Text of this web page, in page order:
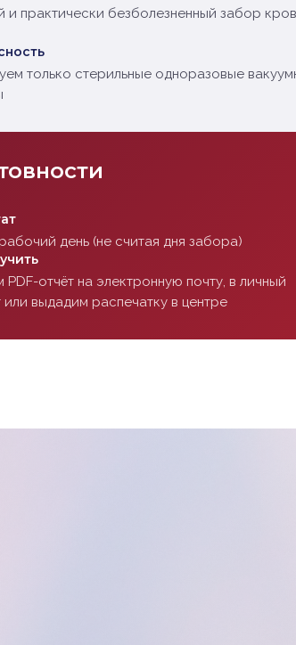
и практически безболезненный забор
только стерильные одноразовые
день (не считая дня забора)
PDF-отчёт на электронную почту, в личный
или выдадим распечатку в центре